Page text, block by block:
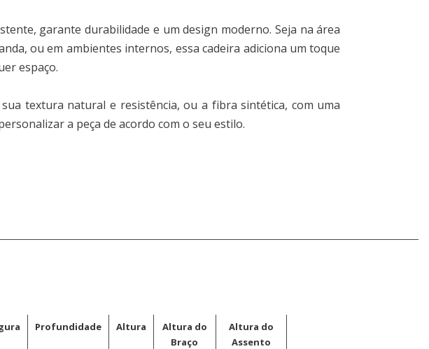
garante durabilidade e um design moderno. Seja na área
ou em ambientes internos, essa cadeira adiciona um toque
espaço.
textura natural e resistência, ou a fibra sintética, com uma
a peça de acordo com o seu estilo.
Profundidade Altura
Altura do
Braço
Altura do
Assento